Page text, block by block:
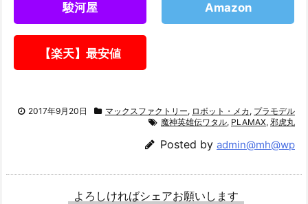
駿河屋 Amazon
【楽天】最安値
2017年9月20日 マックスファクトリー, ロボット・メカ , プラモデル
魔神英雄伝ワタル, PLAMAX, 邪虎丸
Posted by admin@mh@wp
よろしければシェアお願いします